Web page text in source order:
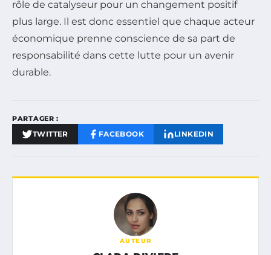
rôle de catalyseur pour un changement positif
plus large. Il est donc essentiel que chaque acteur
économique prenne conscience de sa part de
responsabilité dans cette lutte pour un avenir
durable.
PARTAGER :
TWITTER FACEBOOK LINKEDIN
AUTEUR